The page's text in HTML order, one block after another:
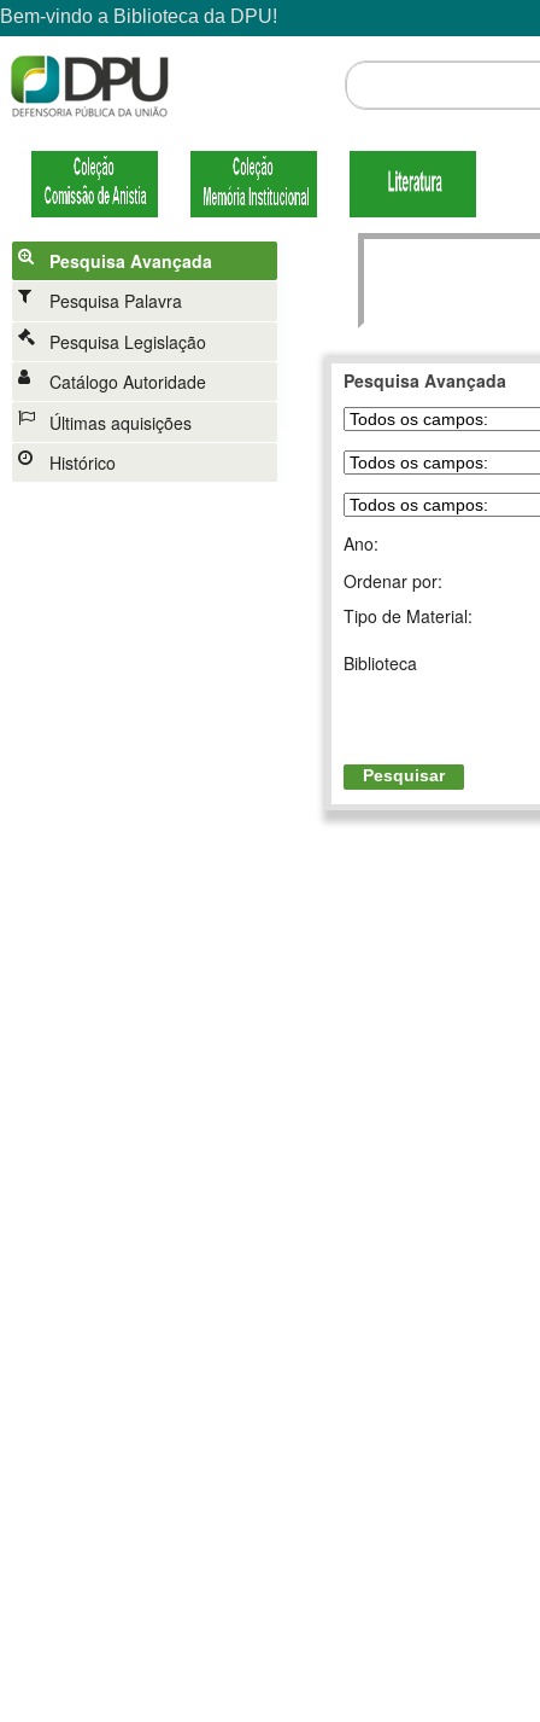
Pesquisa Avançada
Pesquisa Palavra
Pesquisa Legislação
Catálogo Autoridade
Últimas aquisições
Histórico
Pesquisa Avançada
Ano:
Ordenar por:
Tipo de Material:
Biblioteca
Pesquisar